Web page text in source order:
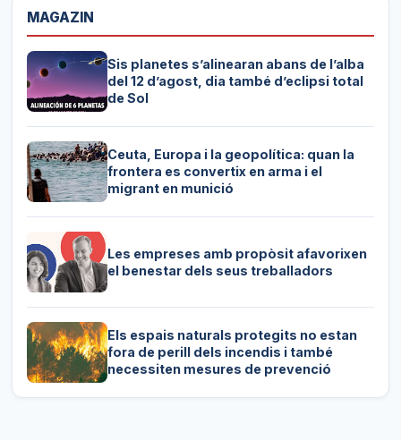
MAGAZIN
Sis planetes s’alinearan abans de l’alba
del 12 d’agost, dia també d’eclipsi total
de Sol
Ceuta, Europa i la geopolítica: quan la
frontera es convertix en arma i el
migrant en munició
Les empreses amb propòsit afavorixen
el benestar dels seus treballadors
Els espais naturals protegits no estan
fora de perill dels incendis i també
necessiten mesures de prevenció